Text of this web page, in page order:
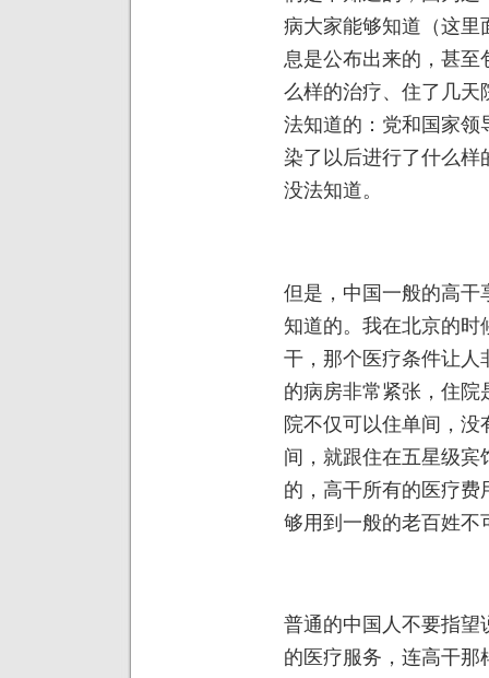
病大家能够知道（这里
息是公布出来的，甚
么样的治疗、住了几天
法知道的：党和国家领
染了以后进行了什么样
没法知道。
但是，中国一般的高干
知道的。我在北京的
干，那个医疗条件让人
的病房非常紧张，住
院不仅可以住单间，
间，就跟住在五星级
的，高干所有的医疗
够用到一般的老百姓不
普通的中国人不要指望
的医疗服务，连高干